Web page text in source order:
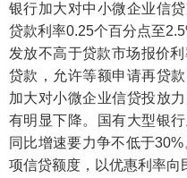
银行加大对中小微企业信
贷款利率0.25个百分点至
发放不高于贷款市场报价
贷款，允许等额申请再贷
加大对小微企业信贷投放
有明显下降。国有大型银
同比增速要力争不低于
项信贷额度，以优惠利率向